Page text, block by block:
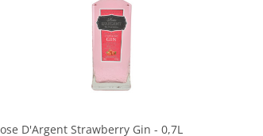
D'Argent Strawberry Gin - 0,7L